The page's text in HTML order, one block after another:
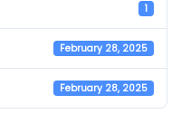
1
February 28, 2025
February 28, 2025